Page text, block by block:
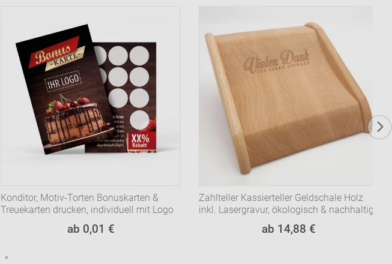
Konditor, Motiv-Torten Bonuskarten &
Treuekarten drucken, individuell mit Logo
ab 0,01 €
Zahlteller Kassierteller Geldschale Holz
inkl. Lasergravur, ökologisch & nachhaltig
ab 14,88 €